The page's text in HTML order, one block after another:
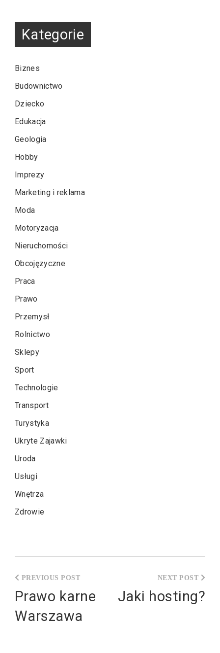
Kategorie
Biznes
Budownictwo
Dziecko
Edukacja
Geologia
Hobby
Imprezy
Marketing i reklama
Moda
Motoryzacja
Nieruchomości
Obcojęzyczne
Praca
Prawo
Przemysł
Rolnictwo
Sklepy
Sport
Technologie
Transport
Turystyka
Ukryte Zajawki
Uroda
Usługi
Wnętrza
Zdrowie
wpisu
Prawo karne
Warszawa
Jaki hosting?